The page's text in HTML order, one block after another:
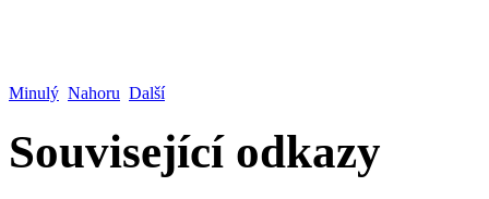
Minulý Nahoru Další
Související odkazy